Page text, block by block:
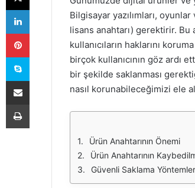
Bilgisayar yazılımları,
lisans anahtarı) gerektirir. Bu
kullanıcıların haklarını
birçok kullanıcının göz ardı
bir şekilde saklanması
nasıl korunabileceğimizi ele
Ürün Anahtarının Önemi
Ürün Anahtarının
Güvenli Saklama
LinkedIn
Pinterest
Skype
E-Posta ile paylaş